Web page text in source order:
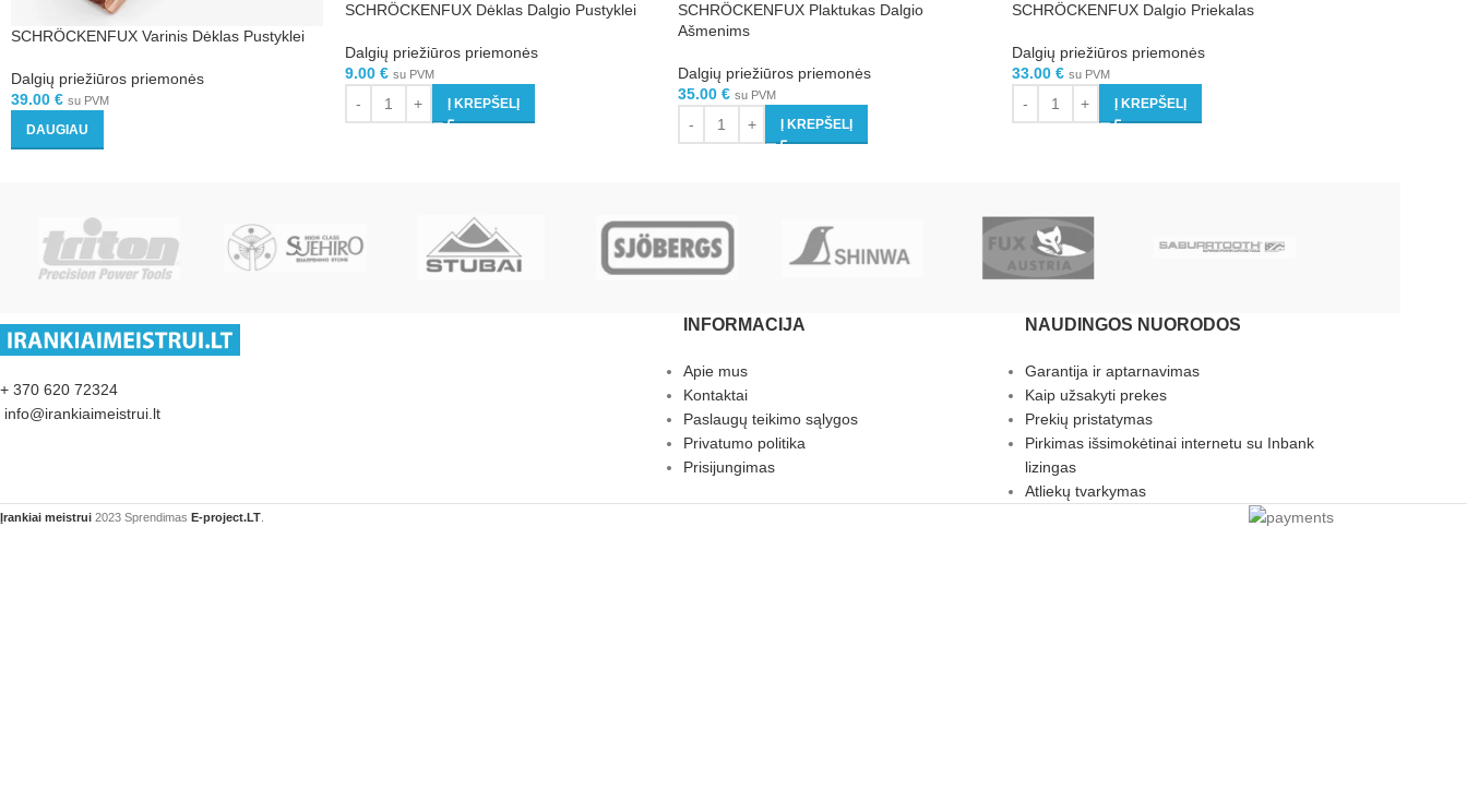
SCHRÖCKENFUX Varinis Dėklas Pustyklei
Dalgių priežiūros priemonės
39.00 € su PVM
DAUGIAU
SCHRÖCKENFUX Dėklas Dalgio Pustyklei
Dalgių priežiūros priemonės
9.00 € su PVM
Į KREPŠELĮ
SCHRÖCKENFUX Plaktukas Dalgio
Ašmenims
Dalgių priežiūros priemonės
35.00 € su PVM
Į KREPŠELĮ
SCHRÖCKENFUX Dalgio Priekalas
Dalgių priežiūros priemonės
33.00 € su PVM
Į KREPŠELĮ
+ 370 620 72324
info@irankiaimeistrui.lt
INFORMACIJA
Apie mus
Kontaktai
Paslaugų teikimo sąlygos
Privatumo politika
Prisijungimas
NAUDINGOS NUORODOS
Garantija ir aptarnavimas
Kaip užsakyti prekes
Prekių pristatymas
Pirkimas išsimokėtinai internetu su Inbank
lizingas
Atliekų tvarkymas
Įrankiai meistrui 2023 Sprendimas E-project.LT